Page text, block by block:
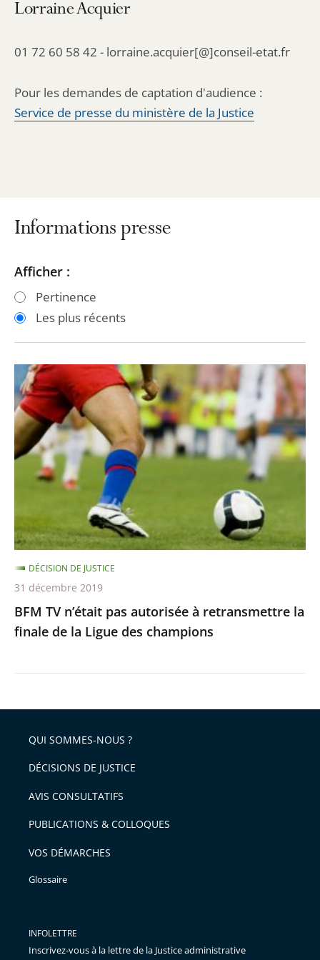
Lorraine Acquier
01 72 60 58 42 - lorraine.acquier[@]conseil-etat.fr
Pour les demandes de captation d'audience :
Service de presse du ministère de la Justice
Informations presse
Passer
les
filtres
après
Passer
les
filtres
avant
Afficher :
Pertinence
Les plus récents
BFM
TV
n’était
pas
autorisée
retransmettre
la
finale
de
la
Ligue
des
champions
BFM TV n’était pas autorisée à retransmettre la
finale de la Ligue des champions
DÉCISION DE JUSTICE
31 décembre 2019
QUI SOMMES-NOUS ?
DÉCISIONS DE JUSTICE
AVIS CONSULTATIFS
PUBLICATIONS & COLLOQUES
VOS DÉMARCHES
Glossaire
INFOLETTRE
Inscrivez-vous à la lettre de la Justice administrative